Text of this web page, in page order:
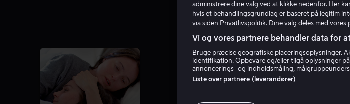
administrere dine valg ved at klikke nedenfor. Her
hvis et behandlingsgrundlag er baseret på legitim
via siden Privatlivspolitik. Dine valg deles med
Vi og vores partnere behandler data for
Bruge præcise geografiske placeringsoplysninger.
identifikation. Opbevare og/eller tilgå oplysninger
annoncerings- og indholdsmåling,
Liste over partnere (leverandører)